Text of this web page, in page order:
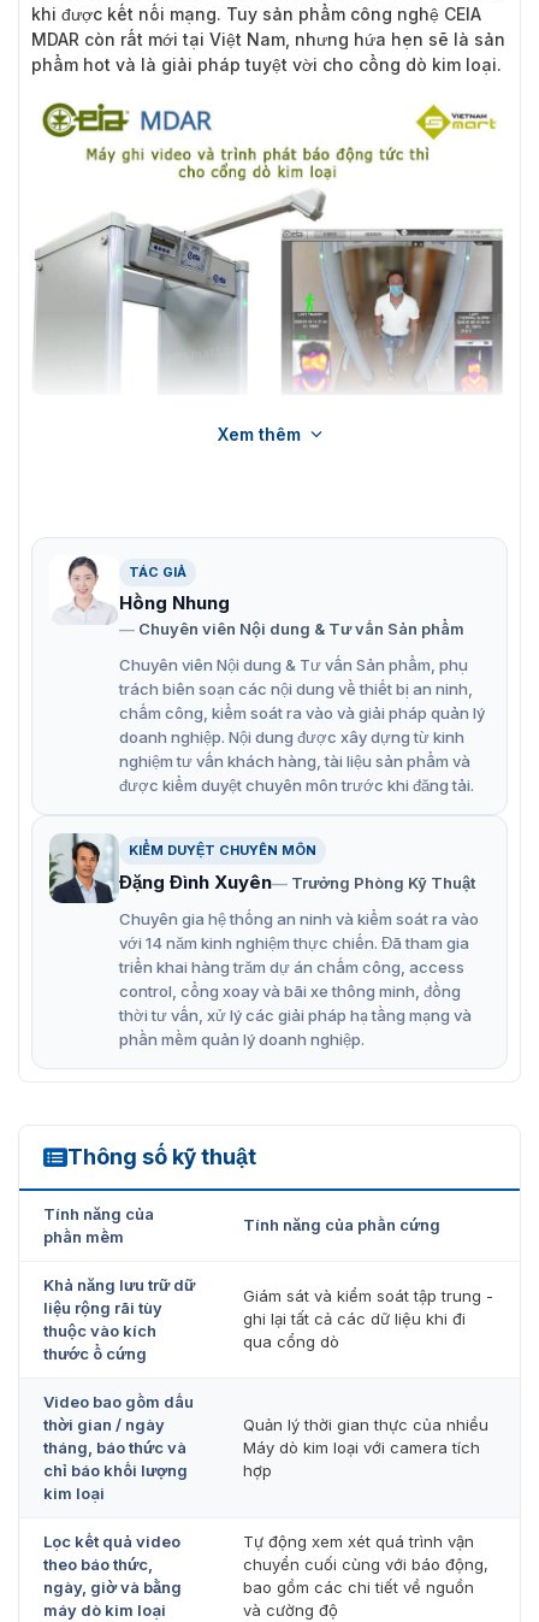
khi được kết nối mạng. Tuy sản phẩm công nghệ CEIA
MDAR còn rất mới tại Việt Nam, nhưng hứa hẹn sẽ là sản
phẩm hot và là giải pháp tuyệt vời cho cổng dò kim loại.
Giới thiệu máy ghi video cho cổng dò kim loại CEIA MDAR
Tương thích với Máy dò kim loại CEIA được trang bị
tùy chọn máy ảnh
Kết nối lên đến 64 Máy dò kim loại trên một máy trạm
duy nhất
Sử dụng mạng Ethernet hiện có
Liên hệ ngay với chúng tôi qua hotline: 0936611372 để
được tư vấn cụ thể và báo giá về các dịch vụ liên quan
đến sản phẩm CEIA MDAR
Xem thêm
TÁC GIẢ
Hồng Nhung
Chuyên viên Nội dung & Tư vấn Sản phẩm
Chuyên viên Nội dung & Tư vấn Sản phẩm, phụ
trách biên soạn các nội dung về thiết bị an ninh,
chấm công, kiểm soát ra vào và giải pháp quản lý
doanh nghiệp. Nội dung được xây dựng từ kinh
nghiệm tư vấn khách hàng, tài liệu sản phẩm và
được kiểm duyệt chuyên môn trước khi đăng tải.
KIỂM DUYỆT CHUYÊN MÔN
Đặng Đình Xuyên
Trưởng Phòng Kỹ Thuật
Chuyên gia hệ thống an ninh và kiểm soát ra vào
với 14 năm kinh nghiệm thực chiến. Đã tham gia
triển khai hàng trăm dự án chấm công, access
control, cổng xoay và bãi xe thông minh, đồng
thời tư vấn, xử lý các giải pháp hạ tầng mạng và
phần mềm quản lý doanh nghiệp.
Thông số kỹ thuật
MDAR
Tính năng của
phần mềm
Tính năng của phần cứng
Khả năng lưu trữ dữ
liệu rộng rãi tùy
thuộc vào kích
thước ổ cứng
Giám sát và kiểm soát tập trung -
ghi lại tất cả các dữ liệu khi đi
qua cổng dò
Video bao gồm dấu
thời gian / ngày
tháng, báo thức và
chỉ báo khối lượng
kim loại
Quản lý thời gian thực của nhiều
Máy dò kim loại với camera tích
hợp
Lọc kết quả video
theo báo thức,
ngày, giờ và bằng
máy dò kim loại
Tự động xem xét quá trình vận
chuyển cuối cùng với báo động,
bao gồm các chi tiết về nguồn
và cường độ